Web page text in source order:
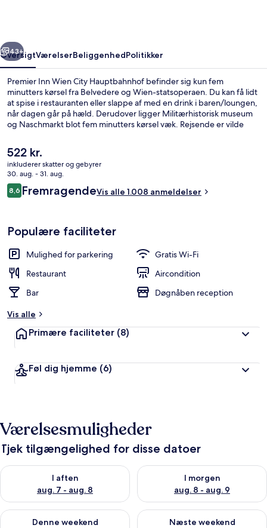
Næste
43+
OversigtVærelserBeliggenhedPolitikker
Premier Inn Wien City Hauptbahnhof befinder sig kun fem
minutters kørsel fra Belvedere og Wien-statsoperaen. Du kan få lidt
at spise i restauranten eller slappe af med en drink i baren/loungen,
når dagen går på hæld. Derudover ligger Militærhistorisk museum
og Naschmarkt blot fem minutters kørsel væk. Rejsende er vilde
transport ligger kun en kort gåtur væk: Columbusplatz Station ligger
5 minutter væk og Südtiroler Platz S-Bahn-station ligger 5 minutter
derfra.
Den
nuværende
pris
er
522 kr.
522 kr.
inkluderer skatter og gebyrer
30. aug. - 31. aug.
Anmeldelser
8,68,6 ud af 10.
FremragendeVis alle 1.008 anmeldelser
Populære faciliteter
Mulighed for parkering
Gratis Wi-Fi
Restaurant
Aircondition
Bar
Døgnåben reception
Vis alle
Primære faciliteter (8)
Føl dig hjemme (6)
Værelsesmuligheder
Tjek tilgængelighed for disse datoer
I aften
aug. 7 - aug. 8
Tjek tilgængelighed for i aften aug. 7 - aug. 8
I morgen
aug. 8 - aug. 9
Tjek tilgængelighed for i
Denne weekend
Tjek tilgængelighed for denne weekend aug. 7 - aug. 9
Næste weekend
Tjek tilgængelighed for næste